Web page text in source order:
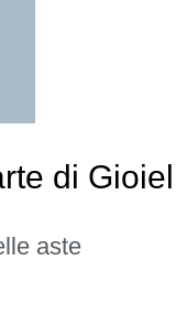
di
aste